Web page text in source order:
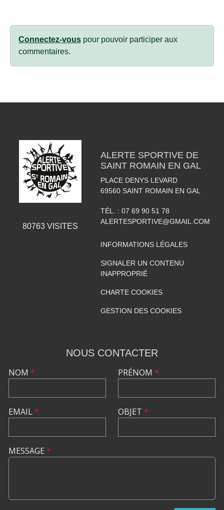
Connectez-vous pour pouvoir participer aux
commentaires.
80763VISITES
ALERTE SPORTIVE DE
SAINT ROMAIN EN GAL
PLACE DENYS LEVARD
69560 SAINT ROMAIN EN GAL
TÉL. : 07 69 90 51 78
ALERTESPORTIVE@GMAIL.COM
INFORMATIONS LÉGALES
SIGNALER UN CONTENU
INAPPROPRIÉ
CHARTE COOKIES
GESTION DES COOKIES
NOUS CONTACTER
NOM *
EMAIL*
PRÉNOM *
OBJET *
MESSAGE *